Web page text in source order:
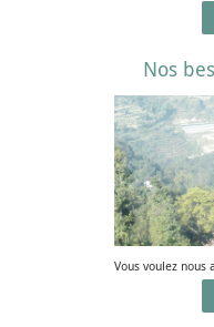
Nos
Vous voulez nous